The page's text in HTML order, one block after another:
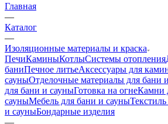
Главная
—
Каталог
—
Изоляционные материалы и краска
ПечиКаминыКотлыСистемы отопления
баниПечное литьеАксессуары для
сауныОтделочные материалы для бани
для бани и сауныГотовка на огнеКамни
сауныМебель для бани и сауны
и сауныБондарные изделия
—